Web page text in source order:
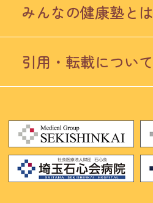
みんなの健康塾とは
引用・転載について